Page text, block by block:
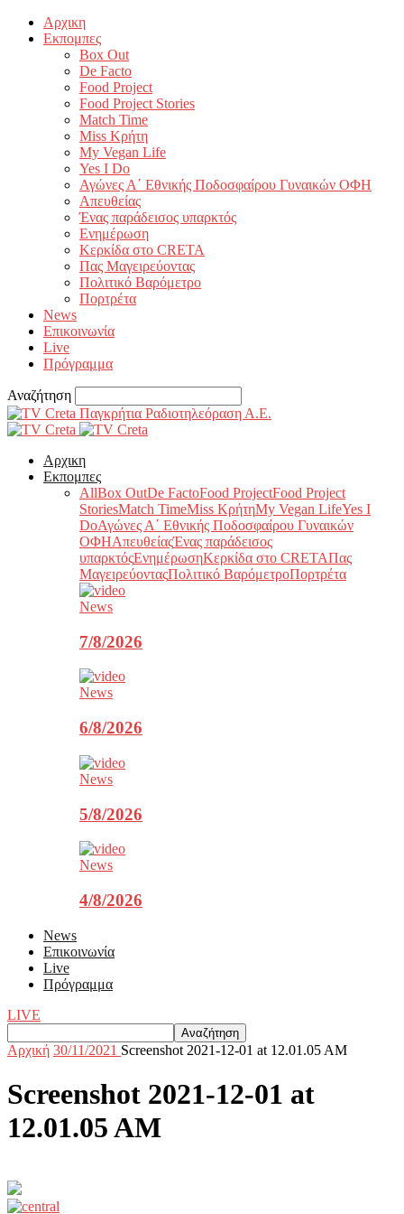
Αρχικη
Εκπομπες
Box Out
De Facto
Food Project
Food Project Stories
Match Time
Miss Κρήτη
My Vegan Life
Yes I Do
Αγώνες Α΄ Εθνικής Ποδοσφαίρου Γυναικών ΟΦΗ
Απευθείας
Ένας παράδεισος υπαρκτός
Ενημέρωση
Κερκίδα στο CRETA
Πας Μαγειρεύοντας
Πολιτικό Βαρόμετρο
Πορτρέτα
News
Επικοινωνία
Live
Πρόγραμμα
Αναζήτηση
Παγκρήτια Ραδιοτηλεόραση Α.Ε.
Αρχικη
Εκπομπες
AllBox OutDe FactoFood ProjectFood Project
StoriesMatch TimeMiss ΚρήτηMy Vegan LifeYes I
DoΑγώνες Α΄ Εθνικής Ποδοσφαίρου Γυναικών
ΟΦΗΑπευθείαςΈνας παράδεισος
υπαρκτόςΕνημέρωσηΚερκίδα στο CRETAΠας
ΜαγειρεύονταςΠολιτικό ΒαρόμετροΠορτρέτα
News
7/8/2026
News
6/8/2026
News
5/8/2026
News
4/8/2026
News
Επικοινωνία
Live
Πρόγραμμα
LIVE
Αρχική 30/11/2021 Screenshot 2021-12-01 at 12.01.05 AM
Screenshot 2021-12-01 at
12.01.05 AM